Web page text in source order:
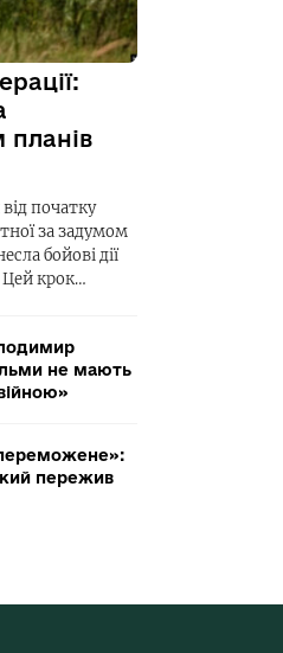
планів
початку
за задумом
бойові дії
Цей крок…
не мають
пережив